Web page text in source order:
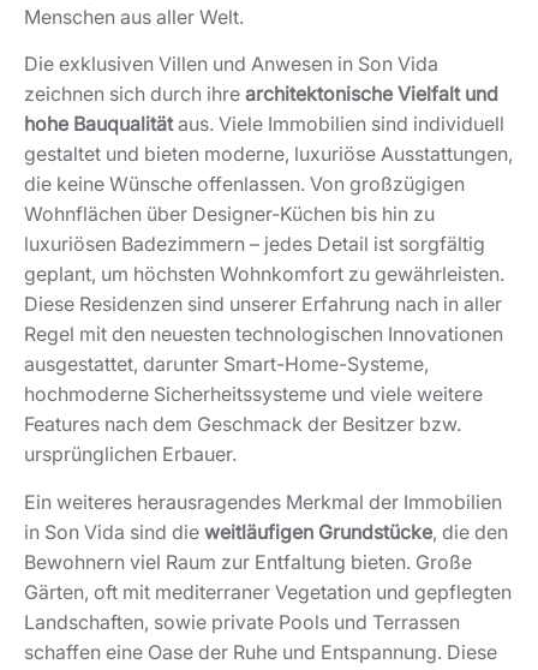
Menschen aus aller Welt.
Die exklusiven Villen und Anwesen in Son Vida
zeichnen sich durch ihre architektonische Vielfalt und
hohe Bauqualitätaus. Viele Immobilien sind individuell
gestaltet und bieten moderne, luxuriöse Ausstattungen,
die keine Wünsche offenlassen. Von großzügigen
Wohnflächen über Designer-Küchen bis hin zu
luxuriösen Badezimmern – jedes Detail ist sorgfältig
geplant, um höchsten Wohnkomfort zu gewährleisten.
Diese Residenzen sind unserer Erfahrung nach in aller
Regel mit den neuesten technologischen Innovationen
ausgestattet, darunter Smart-Home-Systeme,
hochmoderne Sicherheitssysteme und viele weitere
Features nach dem Geschmack der Besitzer bzw.
ursprünglichen Erbauer.
Ein weiteres herausragendes Merkmal der Immobilien
in Son Vida sind die weitläufigen Grundstücke, die den
Bewohnern viel Raum zur Entfaltung bieten. Große
Gärten, oft mit mediterraner Vegetation und gepflegten
Landschaften, sowie private Pools und Terrassen
schaffen eine Oase der Ruhe und Entspannung. Diese